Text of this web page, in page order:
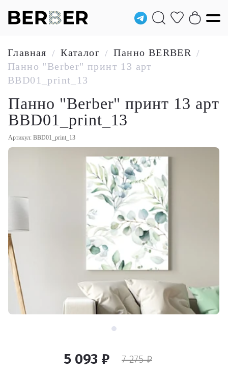
Главная / Каталог / Панно BERBER /
Панно "Berber" принт 13 арт
BBD01_print_13
Панно "Berber" принт 13 арт
BBD01_print_13
Артикул: BBD01_print_13
5 093 ₽ 7 275 ₽